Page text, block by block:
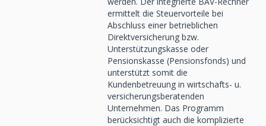
ermittelt die Steuervorteile bei
Abschluss einer betrieblichen
Direktversicherung bzw.
Unterstützungskasse oder
Pensionskasse (Pensionsfonds) und
unterstützt somit die
Kundenbetreuung in wirtschafts- u.
versicherungsberatenden
Unternehmen. Das Programm
berücksichtigt auch die komplizierte